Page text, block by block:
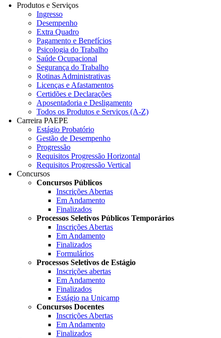
Produtos e Serviços
Ingresso
Desempenho
Extra Quadro
Pagamento e Benefícios
Psicologia do Trabalho
Saúde Ocupacional
Segurança do Trabalho
Rotinas Administrativas
Licenças e Afastamentos
Certidões e Declarações
Aposentadoria e Desligamento
Todos os Produtos e Serviços (A-Z)
Carreira PAEPE
Estágio Probatório
Gestão de Desempenho
Progressão
Requisitos Progressão Horizontal
Requisitos Progressão Vertical
Concursos
Concursos Públicos
Inscrições Abertas
Em Andamento
Finalizados
Processos Seletivos Públicos Temporários
Inscrições Abertas
Em Andamento
Finalizados
Formulários
Processos Seletivos de Estágio
Inscrições abertas
Em Andamento
Finalizados
Estágio na Unicamp
Concursos Docentes
Inscrições Abertas
Em Andamento
Finalizados